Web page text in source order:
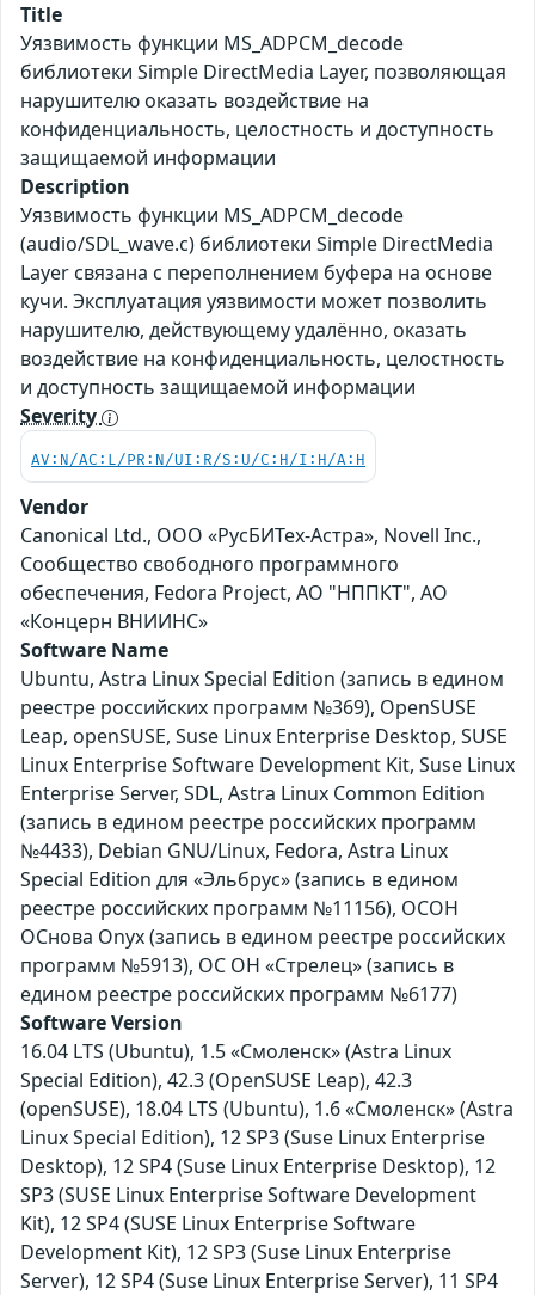
Title
Уязвимость функции MS_ADPCM_decode
библиотеки Simple DirectMedia Layer, позволяющая
нарушителю оказать воздействие на
конфиденциальность, целостность и доступность
защищаемой информации
Description
Уязвимость функции MS_ADPCM_decode
(audio/SDL_wave.c) библиотеки Simple DirectMedia
Layer связана с переполнением буфера на основе
кучи. Эксплуатация уязвимости может позволить
нарушителю, действующему удалённо, оказать
воздействие на конфиденциальность, целостность
и доступность защищаемой информации
Severity
AV:N/AC:L/PR:N/UI:R/S:U/C:H/I:H/A:H
Vendor
Canonical Ltd., ООО «РусБИТех-Астра», Novell Inc.,
Сообщество свободного программного
обеспечения, Fedora Project, АО "НППКТ", АО
«Концерн ВНИИНС»
Software Name
Ubuntu, Astra Linux Special Edition (запись в едином
реестре российских программ №369), OpenSUSE
Leap, openSUSE, Suse Linux Enterprise Desktop, SUSE
Linux Enterprise Software Development Kit, Suse Linux
Enterprise Server, SDL, Astra Linux Common Edition
(запись в едином реестре российских программ
№4433), Debian GNU/Linux, Fedora, Astra Linux
Special Edition для «Эльбрус» (запись в едином
реестре российских программ №11156), ОСОН
ОСнова Оnyx (запись в едином реестре российских
программ №5913), ОС ОН «Стрелец» (запись в
едином реестре российских программ №6177)
Software Version
16.04 LTS (Ubuntu), 1.5 «Смоленск» (Astra Linux
Special Edition), 42.3 (OpenSUSE Leap), 42.3
(openSUSE), 18.04 LTS (Ubuntu), 1.6 «Смоленск» (Astra
Linux Special Edition), 12 SP3 (Suse Linux Enterprise
Desktop), 12 SP4 (Suse Linux Enterprise Desktop), 12
SP3 (SUSE Linux Enterprise Software Development
Kit), 12 SP4 (SUSE Linux Enterprise Software
Development Kit), 12 SP3 (Suse Linux Enterprise
Server), 12 SP4 (Suse Linux Enterprise Server), 11 SP4